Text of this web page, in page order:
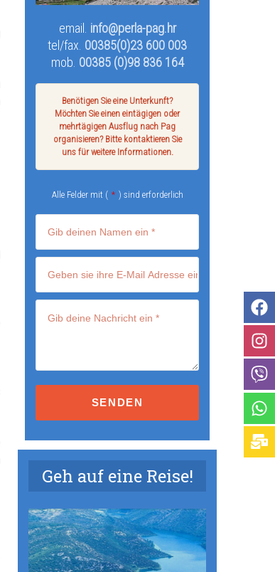
email. info@perla-pag.hr
tel/fax. 00385(0)23 600 003
mob. 00385 (0)98 836 164
Benötigen Sie eine Unterkunft?
Möchten Sie einen eintägigen oder
mehrtägigen Ausflug nach Pag
organisieren? Bitte kontaktieren Sie
uns für weitere Informationen.
Alle Felder mit ( * ) sind erforderlich
Terms
and
conditions
Geh auf eine Reise!